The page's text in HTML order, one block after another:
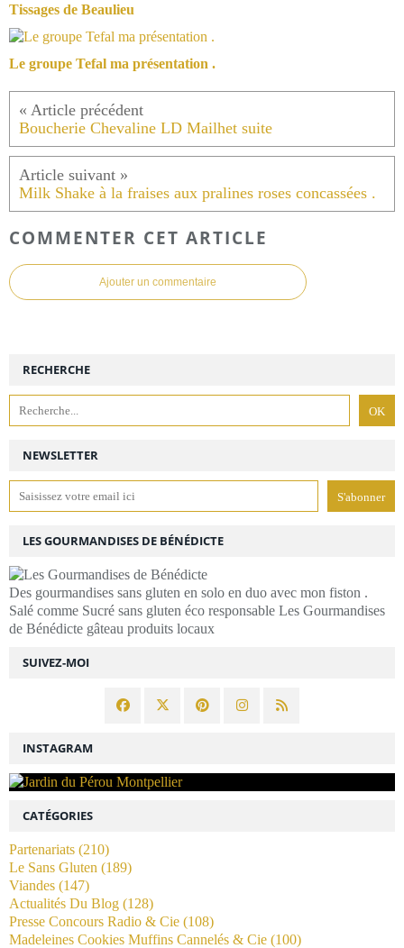
Tissages de Beaulieu
Le groupe Tefal ma présentation .
Boucherie Chevaline LD Mailhet suite
Milk Shake à la fraises aux pralines roses concassées .
COMMENTER CET ARTICLE
Ajouter un commentaire
NEWSLETTER
SUIVEZ-MOI
RECHERCHE
LES GOURMANDISES DE BÉNÉDICTE
Des gourmandises sans gluten en solo en duo avec mon fiston .
Salé comme Sucré sans gluten éco responsable Les Gourmandises
de Bénédicte gâteau produits locaux
INSTAGRAM
CATÉGORIES
Partenariats (210)
Le Sans Gluten (189)
Viandes (147)
Actualités Du Blog (128)
Presse Concours Radio & Cie (108)
Madeleines Cookies Muffins Cannelés & Cie (100)